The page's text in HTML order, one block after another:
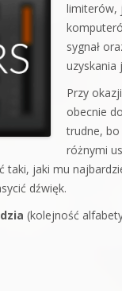
Kontakt 5
Pakiety
limiterów,
sygnał
uzyskania
Przy
obecnie
trudne, bo
różnymi
taki, jaki mu
dźwięk.
(kolejność